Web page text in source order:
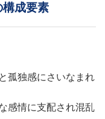
成要素
孤独感にさいなまれ
感情に支配され混乱